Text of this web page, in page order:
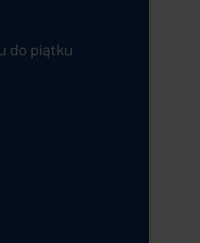
do piątku